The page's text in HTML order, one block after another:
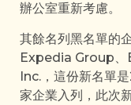
辦公室重新考慮。
其餘名列黑名單的
Expedia Group
Inc.，這份新名單
家企業入列，此次